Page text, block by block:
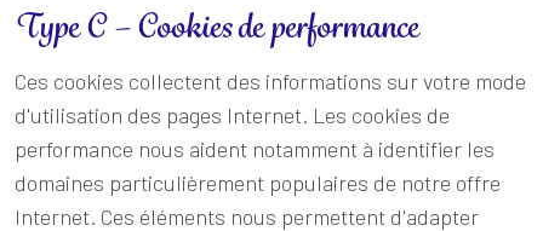
Type C – Cookies de performance
Ces cookies collectent des informations sur votre mode
d'utilisation des pages Internet. Les cookies de
performance nous aident notamment à identifier les
domaines particulièrement populaires de notre offre
Internet. Ces éléments nous permettent d'adapter